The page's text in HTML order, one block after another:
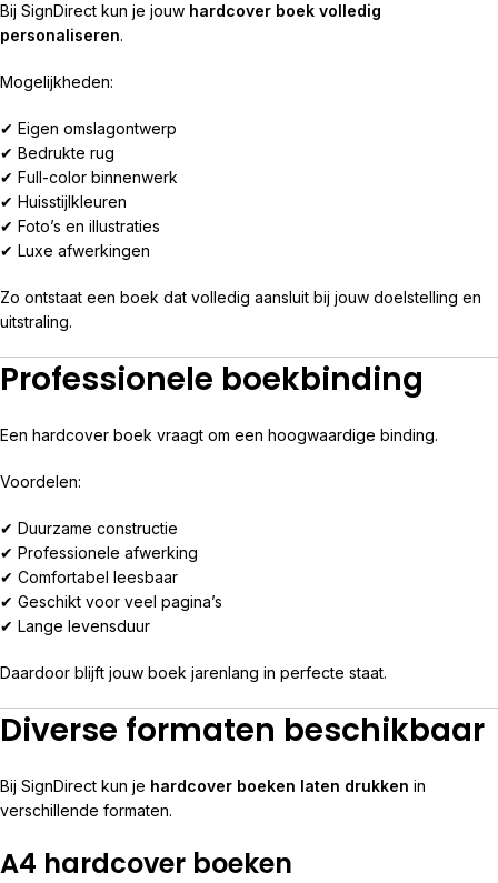
Bij SignDirect kun je jouw hardcover boek volledig
personaliseren.
Mogelijkheden:
✔ Eigen omslagontwerp
✔ Bedrukte rug
✔ Full-color binnenwerk
✔ Huisstijlkleuren
✔ Foto’s en illustraties
✔ Luxe afwerkingen
Zo ontstaat een boek dat volledig aansluit bij jouw doelstelling en
uitstraling.
Professionele boekbinding
Een hardcover boek vraagt om een hoogwaardige binding.
Voordelen:
✔ Duurzame constructie
✔ Professionele afwerking
✔ Comfortabel leesbaar
✔ Geschikt voor veel pagina’s
✔ Lange levensduur
Daardoor blijft jouw boek jarenlang in perfecte staat.
Diverse formaten beschikbaar
Bij SignDirect kun je hardcover boeken laten drukken in
verschillende formaten.
A4 hardcover boeken